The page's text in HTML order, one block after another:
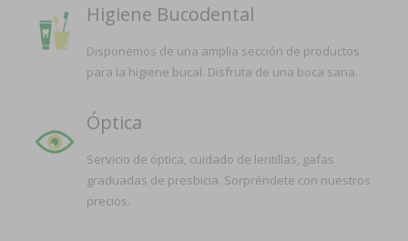
Higiene Bucodental
Disponemos de una amplia sección de productos
para la higiene bucal. Disfruta de una boca sana.
Óptica
Servicio de óptica, cuidado de lentillas, gafas
graduadas de presbicia. Sorpréndete con nuestros
precios.